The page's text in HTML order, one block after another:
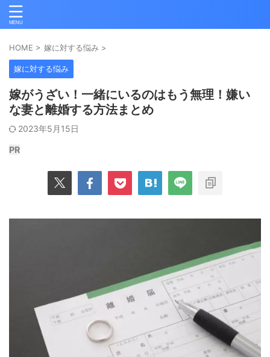
HOME > 嫁に対する悩み >
嫁に対する悩み
嫁がうざい！一緒にいるのはもう無理！嫌い
な妻と離婚する方法まとめ
2023年5月15日
PR